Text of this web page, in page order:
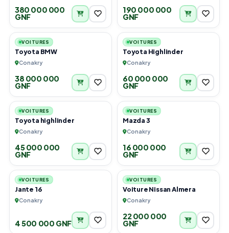
380 000 000
GNF
190 000 000
GNF
6
VOITURES
Toyota BMW
Conakry
38 000 000
GNF
6
VOITURES
Toyota Highlinder
Conakry
60 000 000
GNF
6
VOITURES
Toyota highlinder
Conakry
45 000 000
GNF
6
VOITURES
Mazda 3
Conakry
16 000 000
GNF
4
VOITURES
Jante 16
Conakry
4 500 000 GNF
6
VOITURES
Voiture Nissan Almera
Conakry
22 000 000
GNF
6 6